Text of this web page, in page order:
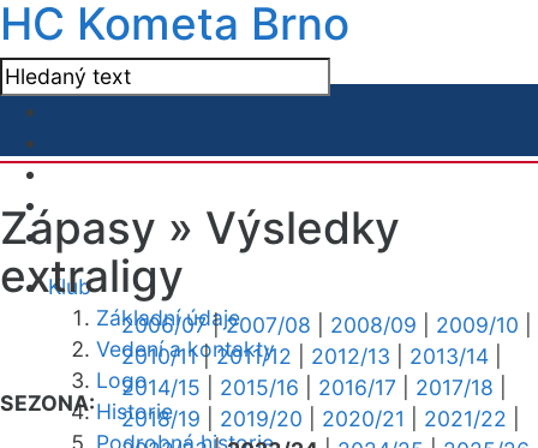
HC Kometa Brno
Klub
Základní údaje
Vedení a kontakty
Logo
Historie
Podrobná historie
Zápasy » Výsledky
extraligy
SEZONA:
2006/07|2007/08 2008/09 2009/10
2010/11|2011/12 2012/13 2013/14
2014/15
2015/16 2016/17 2017/18
2018/19
2019/20 2020/21 2021/22